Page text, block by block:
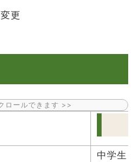
更
中学